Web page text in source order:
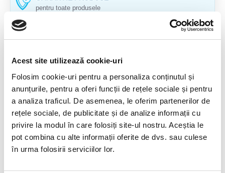
Acest site utilizează cookie-uri
Folosim cookie-uri pentru a personaliza conținutul și
anunțurile, pentru a oferi funcții de rețele sociale și pentru
a analiza traficul. De asemenea, le oferim partenerilor de
rețele sociale, de publicitate și de analize informații cu
privire la modul în care folosiți site-ul nostru. Aceștia le
pot combina cu alte informații oferite de dvs. sau culese
în urma folosirii serviciilor lor.
pentru toate produsele
DESCRIERE PRODUS
Greutate :2,5 gr.
A cazut in Muntii Sikhote-Alin, in sud-estul Rusiei in 12
februarie 1947.
Este un meteorit de fier.